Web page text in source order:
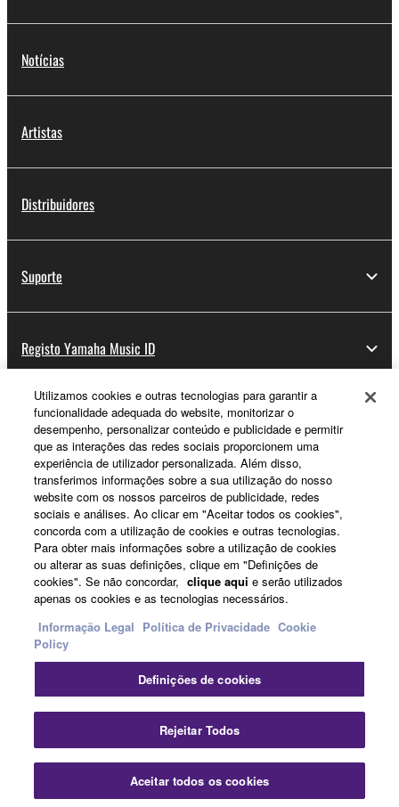
Notícias
Artistas
Distribuidores
Suporte
Registo Yamaha Music ID
Sobre a Yamaha
Portugal - Portuguese
Negócio
Contacte-nosTermos e CondiçõesPolítica de Privacidade
Política de cookiesInformação Legal
© Yamaha Corporation.
Utilizamos cookies e outras tecnologias para garantir a
funcionalidade adequada do website, monitorizar o
desempenho, personalizar conteúdo e publicidade e permitir
que as interações das redes sociais proporcionem uma
experiência de utilizador personalizada. Além disso,
transferimos informações sobre a sua utilização do nosso
website com os nossos parceiros de publicidade, redes
sociais e análises. Ao clicar em "Aceitar todos os cookies",
concorda com a utilização de cookies e outras tecnologias.
Para obter mais informações sobre a utilização de cookies
ou alterar as suas definições, clique em "Definições de
cookies". Se não concordar, clique aqui e serão utilizados
apenas os cookies e as tecnologias necessários.
Informação Legal Política de Privacidade Cookie
Policy
Definições de cookies
Rejeitar Todos
Aceitar todos os cookies